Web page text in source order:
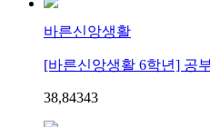
바른신앙생활
[바른신앙생활 6학년] 공
38,84343